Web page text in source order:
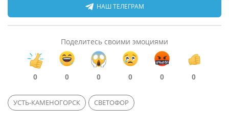
НАШ ТЕЛЕГРАМ
Поделитесь своими эмоциями
0 0 0 0 0 0
УСТЬ-КАМЕНОГОРСК СВЕТОФОР